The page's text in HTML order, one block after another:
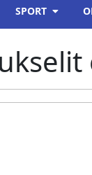
SPORT